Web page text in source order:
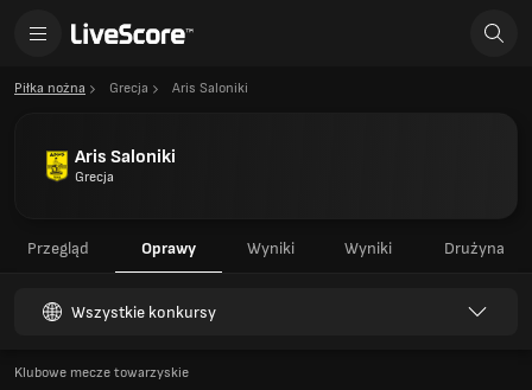
Piłka nożna Grecja Aris Saloniki
Aris Saloniki
Grecja
Przegląd Oprawy Wyniki Wyniki Drużyna
Wszystkie konkursy
Klubowe mecze towarzyskie